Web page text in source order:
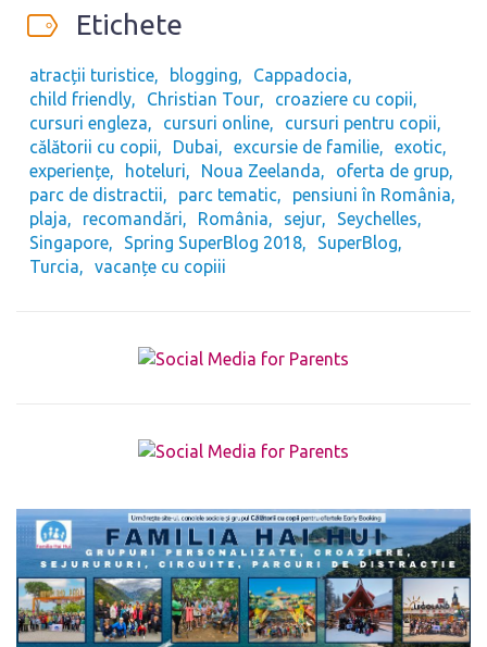
Etichete
atracții turistice blogging
Cappadocia
child friendly
Christian Tour
croaziere cu copii
cursuri engleza
cursuri online
cursuri pentru copii
călătorii cu copii
Dubai excursie de familie
exotic
experiențe
hoteluri Noua Zeelanda
oferta de grup
parc de distractii
parc tematic
pensiuni în România
plaja
recomandări România sejur
Seychelles
Singapore
Spring SuperBlog 2018
SuperBlog
Turcia
vacanțe cu copiii
The form you have selected does not exist.